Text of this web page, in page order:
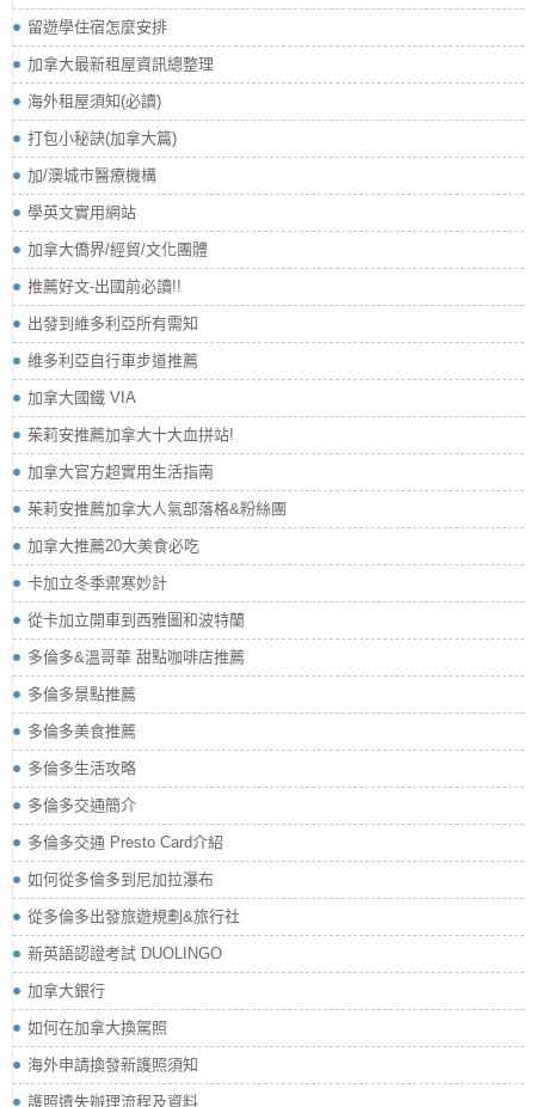
留遊學住宿怎麼安排
加拿大最新租屋資訊總整理
海外租屋須知(必讀)
打包小秘訣(加拿大篇)
加/澳城市醫療機構
學英文實用網站
加拿大僑界/經貿/文化團體
推薦好文-出國前必讀!!
出發到維多利亞所有需知
維多利亞自行車步道推薦
加拿大國鐵 VIA
茱莉安推薦加拿大十大血拼站!
加拿大官方超實用生活指南
茱莉安推薦加拿大人氣部落格&粉絲團
加拿大推薦20大美食必吃
卡加立冬季禦寒妙計
從卡加立開車到西雅圖和波特蘭
多倫多&溫哥華 甜點咖啡店推薦
多倫多景點推薦
多倫多美食推薦
多倫多生活攻略
多倫多交通簡介
多倫多交通 Presto Card介紹
如何從多倫多到尼加拉瀑布
從多倫多出發旅遊規劃&旅行社
新英語認證考試 DUOLINGO
加拿大銀行
如何在加拿大換駕照
海外申請換發新護照須知
護照遺失辦理流程及資料